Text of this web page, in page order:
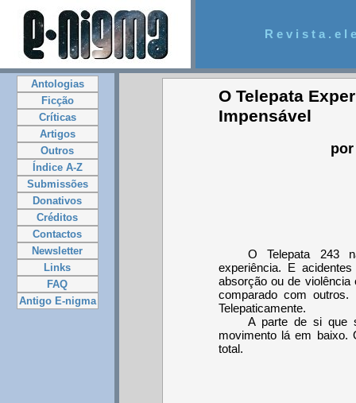
R e v i s t a . e l
Antologias
Ficção
Críticas
Artigos
Outros
Índice A-Z
Submissões
Donativos
Créditos
Contactos
Newsletter
Links
FAQ
Antigo E-nigma
O Telepata
Impensável
O Telepata 243
experiência. E
absorção ou de
comparado com
Telepaticamente.
A parte de si que
movimento lá em baixo.
total.